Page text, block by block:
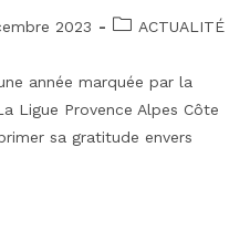
2023
PostACTUALITÉ
année marquée par la
Ligue Provence Alpes Côte
sa gratitude envers